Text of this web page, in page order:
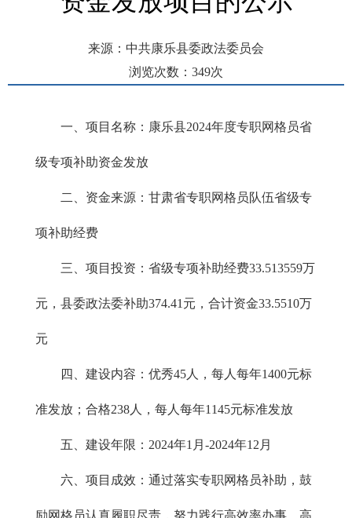
来源：中共康乐县委政法委员会
浏览次数： 349次
一、项目名称：康乐县2024年度专职网格员省
级专项补助资金发放
二、资金来源：甘肃省专职网格员队伍省级专
项补助经费
三、项目投资：省级专项补助经费33.513559万
元，县委政法委补助374.41元，合计资金33.5510万
元
四、建设内容：优秀45人，每人每年1400元标
准发放；合格238人，每人每年1145元标准发放
五、建设年限：2024年1月-2024年12月
六、项目成效：通过落实专职网格员补助，鼓
励网格员认真履职尽责，努力践行高效率办事、高